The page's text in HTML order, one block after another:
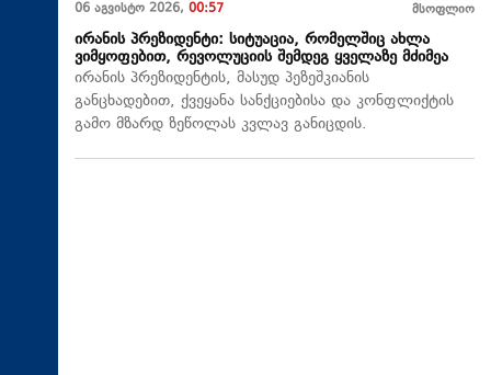
06 აგვისტო 2026, 00:57 მსოფლიო
ირანის პრეზიდენტი: სიტუაცია, რომელშიც ახლა
ვიმყოფებით, რევოლუციის შემდეგ ყველაზე მძიმეა
ირანის პრეზიდენტის, მასუდ პეზეშკიანის
განცხადებით, ქვეყანა სანქციებისა და კონფლიქტის
გამო მზარდ ზეწოლას კვლავ განიცდის.